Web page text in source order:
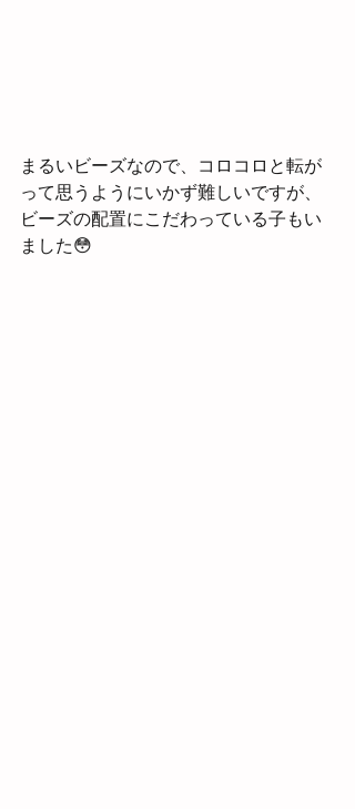
まるいビーズなので、コロコロと転が
って思うようにいかず難しいですが、
ビーズの配置にこだわっている子もい
ました😳